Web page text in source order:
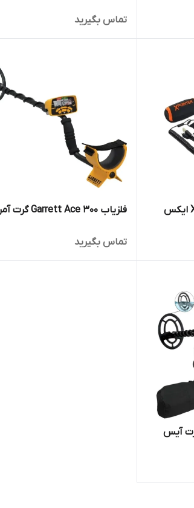
تماس بگیرید
پین پوینتر ⁠X Pointer Land ایکس
فلزیاب Garrett Ace 300 گرت آمریکا
تماس بگیرید